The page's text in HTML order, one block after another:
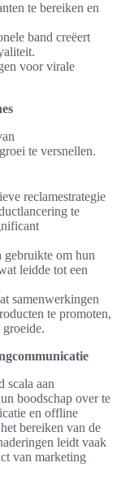
te bereiken en
band creëert
voor virale
te versnellen.
reclamestrategie
te
gebruikte om hun
leidde tot een
samenwerkingen
te promoten,
scala aan
boodschap over te
en offline
bereiken van de
leidt vaak
van marketing